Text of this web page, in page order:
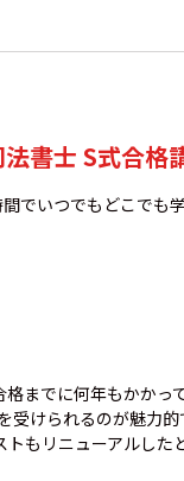
書士 S式合格
でいつでもどこでも
までに何年もかかっ
受けられるのが魅力的
もリニューアルした